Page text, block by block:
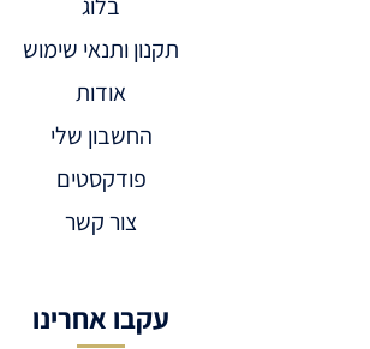
תקנון ותנאי שימוש
אודות
החשבון שלי
פודקסטים
צור קשר
עקבו אחרינו